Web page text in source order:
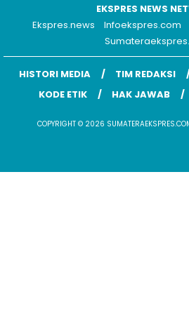
EKSPRES NEWS
Ekspres.news
Infoekspres.com
HISTORI MEDIA TIM REDAKSI
KODE ETIK
HAK JAWAB
COPYRIGHT © 2026